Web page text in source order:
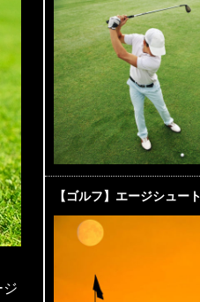
ジ
【ゴルフ】エージシュー